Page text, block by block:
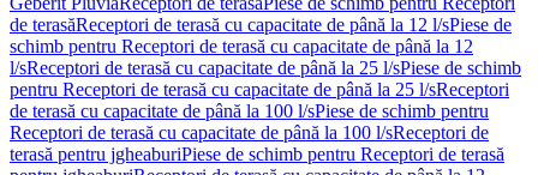
de terasăReceptori de terasă cu capacitate de până la 12 l/sPiese de
schimb pentru Receptori de terasă cu capacitate de până la 12
l/sReceptori de terasă cu capacitate de până la 25 l/sPiese de schimb
pentru Receptori de terasă cu capacitate de până la 25 l/sReceptori
de terasă cu capacitate de până la 100 l/sPiese de schimb pentru
Receptori de terasă cu capacitate de până la 100 l/sReceptori de
terasă pentru jgheaburiPiese de schimb pentru Receptori de terasă